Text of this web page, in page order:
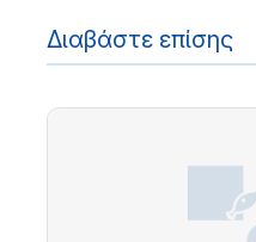
Διαβάστε επίσης